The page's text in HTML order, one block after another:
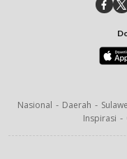
Nasional Daerah
Inspirasi